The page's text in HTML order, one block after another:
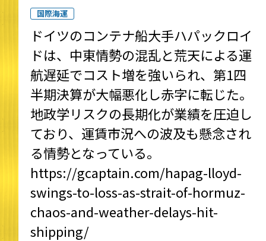
国際海運
ドイツのコンテナ船大手ハパックロイ
ドは、中東情勢の混乱と荒天による運
航遅延でコスト増を強いられ、第1四
半期決算が大幅悪化し赤字に転じた。
地政学リスクの長期化が業績を圧迫し
ており、運賃市況への波及も懸念され
る情勢となっている。
https://gcaptain.com/hapag-lloyd-
swings-to-loss-as-strait-of-hormuz-
chaos-and-weather-delays-hit-
shipping/